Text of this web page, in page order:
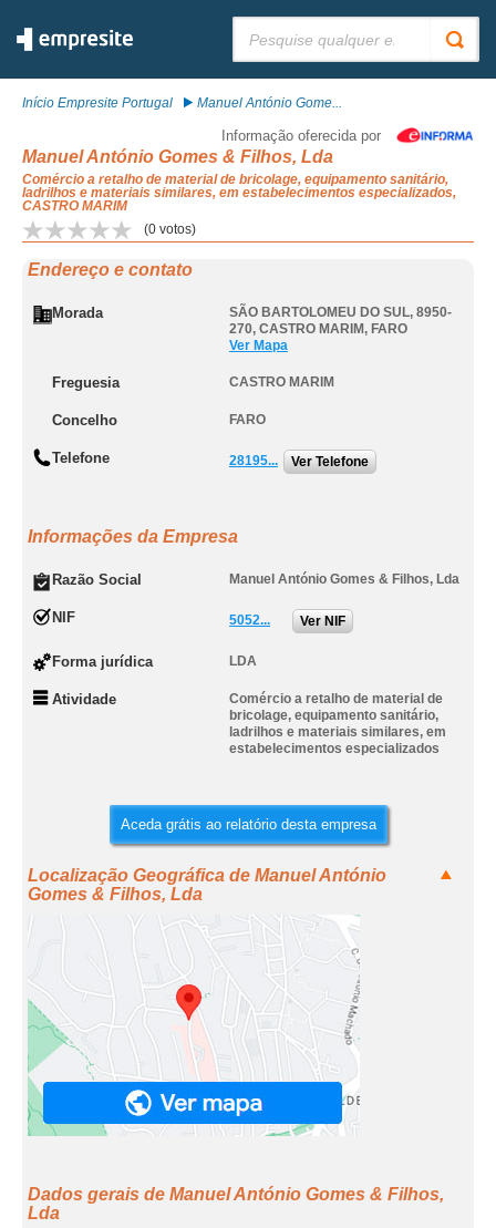
Início Empresite Portugal Manuel António Gome...
Informação oferecida por
Manuel António Gomes & Filhos, Lda
Comércio a retalho de material de bricolage, equipamento sanitário,
ladrilhos e materiais similares, em estabelecimentos especializados,
CASTRO MARIM
(0 votos)
Endereço e contato
Morada
SÃO BARTOLOMEU DO SUL, 8950-
270, CASTRO MARIM , FARO
Ver Mapa
Freguesia CASTRO MARIM
Concelho FARO
Telefone 28195... Ver Telefone
Informações da Empresa
Razão Social Manuel António Gomes & Filhos, Lda
NIF 5052... Ver NIF
Forma jurídica LDA
Atividade
Comércio a retalho de material de
bricolage, equipamento sanitário,
ladrilhos e materiais similares, em
estabelecimentos especializados
Aceda grátis ao relatório desta empresa
Localização Geográfica de Manuel António
Gomes & Filhos, Lda
Dados gerais de Manuel António Gomes & Filhos,
Lda